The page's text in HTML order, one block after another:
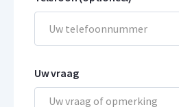
Uw vraag